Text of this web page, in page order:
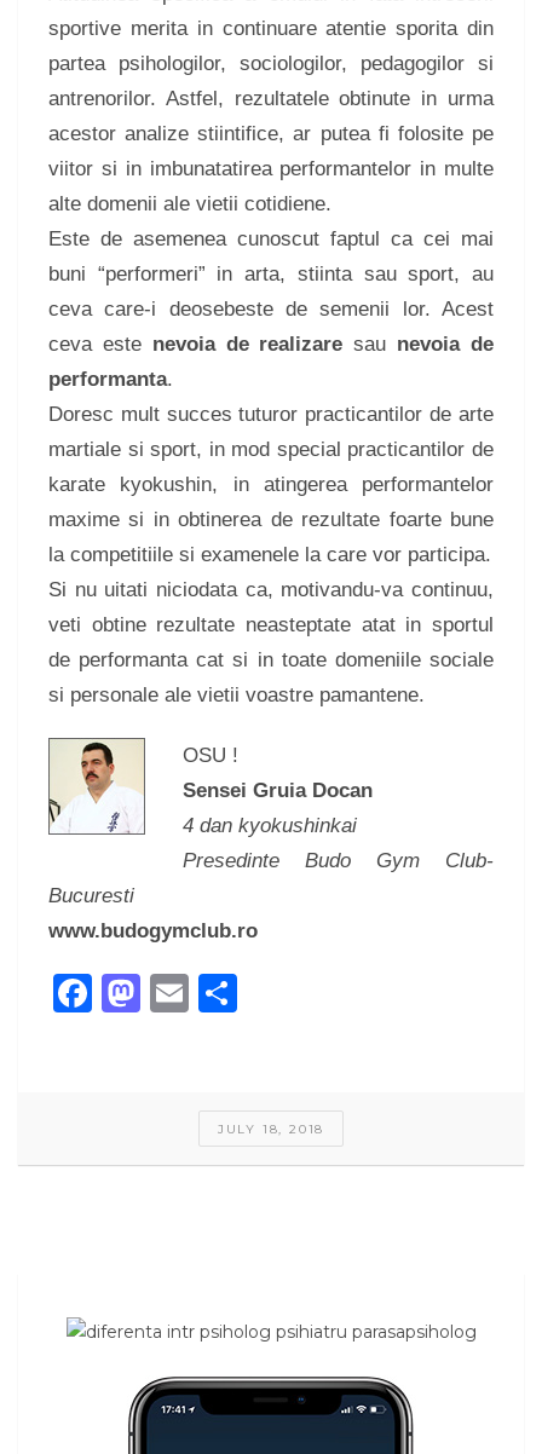
sportive merita in continuare atentie sporita din
partea psihologilor, sociologilor, pedagogilor si
antrenorilor. Astfel, rezultatele obtinute in urma
acestor analize stiintifice, ar putea fi folosite pe
viitor si in imbunatatirea performantelor in multe
alte domenii ale vietii cotidiene.
Este de asemenea cunoscut faptul ca cei mai
buni “performeri” in arta, stiinta sau sport, au
ceva care-i deosebeste de semenii lor. Acest
ceva este nevoia de realizare sau nevoia de
performanta.
Doresc mult succes tuturor practicantilor de arte
martiale si sport, in mod special practicantilor de
karate kyokushin, in atingerea performantelor
maxime si in obtinerea de rezultate foarte bune
la competitiile si examenele la care vor participa.
Si nu uitati niciodata ca, motivandu-va continuu,
veti obtine rezultate neasteptate atat in sportul
de performanta cat si in toate domeniile sociale
si personale ale vietii voastre pamantene.
OSU !
Sensei Gruia Docan
4 dan kyokushinkai
Presedinte Budo Gym Club-
Bucuresti
www.budogymclub.ro
Facebook
Mastodon
Email
JULY 18, 2018